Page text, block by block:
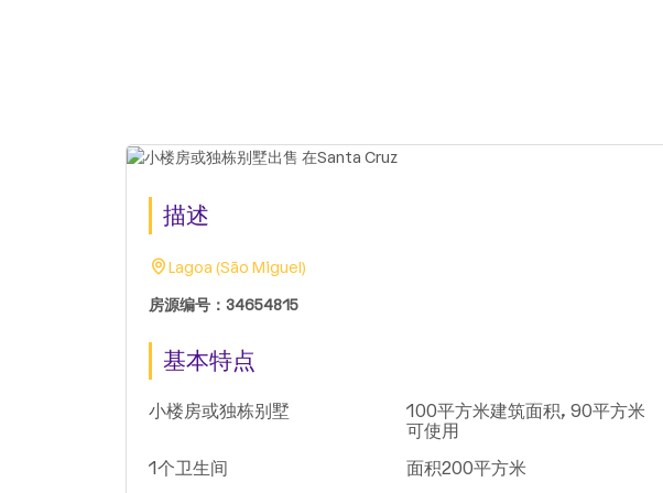
描述
Lagoa (São Miguel)
房源编号：34654815
基本特点
小楼房或独栋别墅
100平方米建筑面积, 90平方米
可使用
1个卫生间 面积200平方米